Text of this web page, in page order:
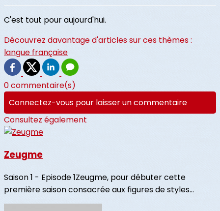
C'est tout pour aujourd'hui.
Découvrez davantage d'articles sur ces thèmes :
langue française
0 commentaire(s)
Connectez-vous pour laisser un commentaire
Consultez également
Zeugme
Saison 1 - Episode 1Zeugme, pour débuter cette
première saison consacrée aux figures de styles...